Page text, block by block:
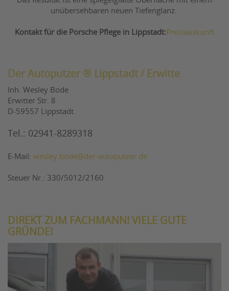
unübersehbaren neuen Tiefenglanz.
Kontakt für die Porsche Pflege in Lippstadt: Preisauskunft
Der Autoputzer ® Lippstadt / Erwitte
Inh. Wesley Bode
Erwitter Str. 8
D-59557 Lippstadt
Tel.: 02941-8289318
E-Mail: wesley.bode@der-autoputzer.de
Steuer Nr.: 330/5012/2160
DIREKT ZUM FACHMANN! VIELE GUTE
GRÜNDE!